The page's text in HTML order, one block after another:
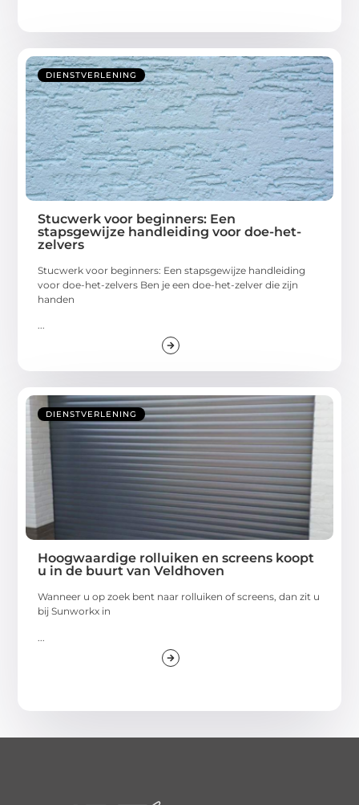
DIENSTVERLENING
Stucwerk voor beginners: Een
stapsgewijze handleiding voor doe-het-
zelvers
Stucwerk voor beginners: Een stapsgewijze handleiding
voor doe-het-zelvers Ben je een doe-het-zelver die zijn
handen
...
DIENSTVERLENING
Hoogwaardige rolluiken en screens koopt
u in de buurt van Veldhoven
Wanneer u op zoek bent naar rolluiken of screens, dan zit u
bij Sunworkx in